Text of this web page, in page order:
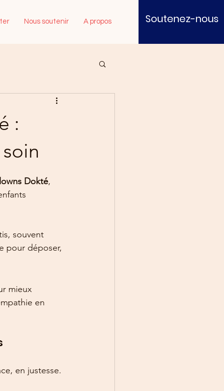
Nous soutenir A propos Se connecter
Soutenez-nous
:
Dokté,
souvent
pour déposer,
mieux
en
en justesse.